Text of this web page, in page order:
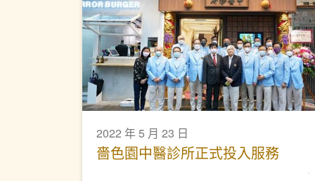
2022 年 5 月 23 日
嗇色園中醫診所正式投入服務